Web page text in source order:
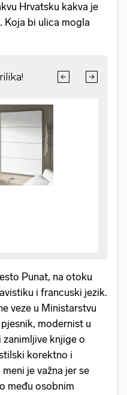
Hrvatsku kakva je
Koja bi ulica mogla
Punat, na otoku
i francuski jezik.
veze u Ministarstvu
modernist u
knjige o
korektno i
je važna jer se
među osobnim